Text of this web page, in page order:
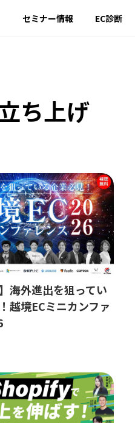
セミナー情報 EC診断
ち上げ
海外進出を狙ってい
越境ECミニカンファ